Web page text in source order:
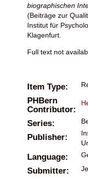
biographischen
(Beiträge zur
Institut für
Klagenfurt.
Full text not
Item Type:
PHBern
Contributor:
Series:
Publisher:
Language:
Submitter: